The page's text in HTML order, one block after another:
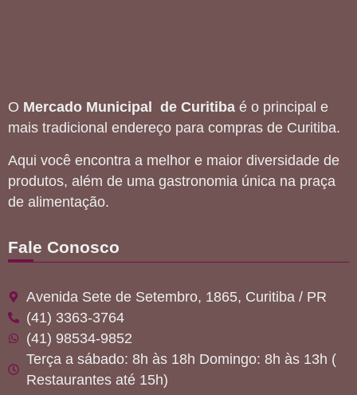
O Mercado Municipal de Curitiba é o principal e
mais tradicional endereço para compras de Curitiba.
Aqui você encontra a melhor e maior diversidade de
produtos, além de uma gastronomia única na praça
de alimentação.
Fale Conosco
Avenida Sete de Setembro, 1865, Curitiba / PR
(41) 3363-3764
(41) 98534-9852
Terça a sábado: 8h às 18h Domingo: 8h às 13h (
Restaurantes até 15h)